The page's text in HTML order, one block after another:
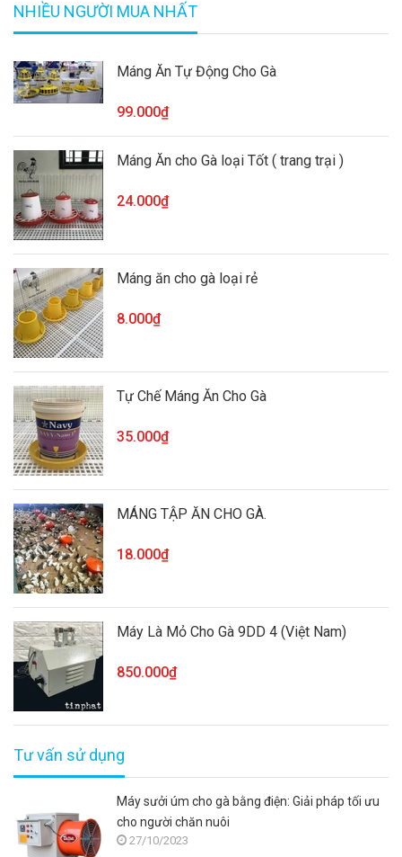
NHIỀU NGƯỜI MUA NHẤT
Máng Ăn Tự Động Cho Gà
99.000₫
Máng Ăn cho Gà loại Tốt ( trang trại )
24.000₫
Máng ăn cho gà loại rẻ
8.000₫
Tự Chế Máng Ăn Cho Gà
35.000₫
MÁNG TẬP ĂN CHO GÀ.
18.000₫
Máy Là Mỏ Cho Gà 9DD 4 (Việt Nam)
850.000₫
Tư vấn sử dụng
Máy sưởi úm cho gà bằng điện: Giải pháp tối ưu
cho người chăn nuôi
27/10/2023